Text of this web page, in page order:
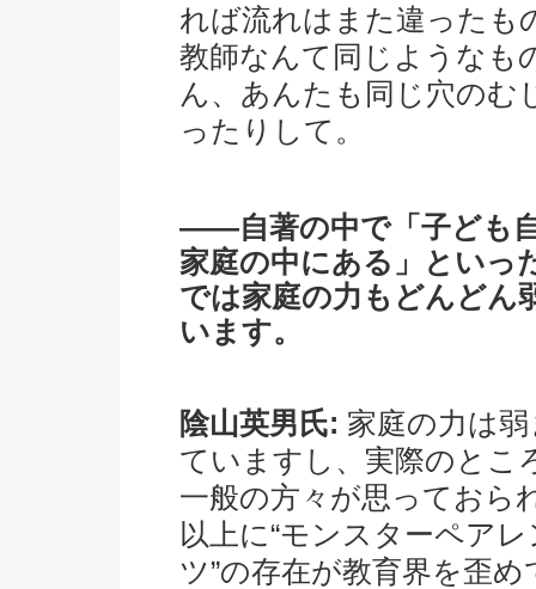
れば流れはまた違ったも
教師なんて同じようなも
ん、あんたも同じ穴のむ
ったりして。
――自著の中で「子ども
家庭の中にある」といっ
では家庭の力もどんどん
います。
陰山英男氏: 家庭の力は
ていますし、実際のとこ
一般の方々が思っておら
以上に“モンスターペアレ
ツ”の存在が教育界を歪め